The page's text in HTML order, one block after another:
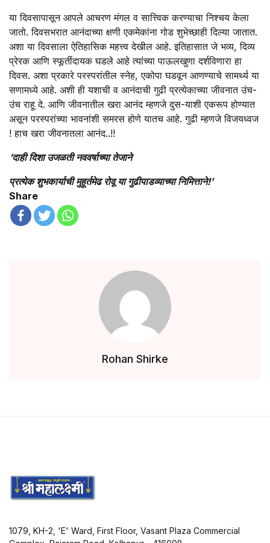
या दिवसापासून आपले आचरण मंगल व सात्त्विक करण्याचा निश्चय केला
जातो. दिवसभरात आनंदाच्या क्षणी एकमेकांना गोड शुभेच्छाही दिल्या जातात.
अशा या दिवसाला ऐतिहासिक महत्त्व देखील आहे. इतिहासात जे भव्य, दिव्य
प्रेरक आणि स्फूर्तीदायक घडले आहे त्यांच्या पाऊलखुणा दर्शविणारा हा
दिवस. अशा प्रकारे परस्परांतील स्नेह, एकोपा घडवून आणण्याचे सामर्थ्य या
सणामध्ये आहे. अशी ही यशाची व आनंदाची गुढी प्रत्येकाच्या जीवनात उंच-
उंच राहू दे. आणि जीवनातील खरा आनंद म्हणजे दुस-याशी एकरूप होण्यात
असून परस्परांच्या भावनांशी समरस होणे यातच आहे. गुढी म्हणजे विजयध्वज
! हाच खरा जीवनातला आनंद..!!
‘दाही दिशा उजळती नववर्षाच्या तेजाने
प्रत्येक शुभकार्याची मुहूर्तमेढ रोवू या गुढीपाडव्याच्या निमित्ताने!’
Share
Rohan Shirke
1079, KH-2, 'E' Ward, First Floor, Vasant Plaza Commercial